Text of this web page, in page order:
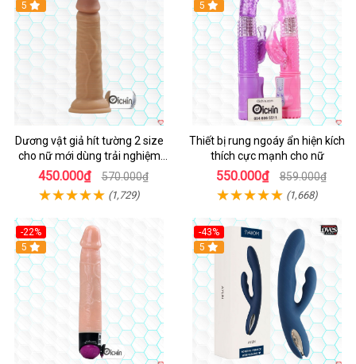
Hot
5
Dương vật giả hít tường 2 size
cho nữ mới dùng trải nghiệm
thật
450.000₫ 570.000₫
(1,729)
Hot
5
Thiết bị rung ngoáy ẩn hiện kích
thích cực mạnh cho nữ
550.000₫ 859.000₫
(1,668)
-22%
Hot
5
-43%
Hot
5